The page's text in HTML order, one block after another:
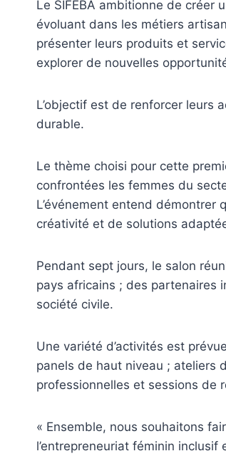
Le SIFEBA ambitionne de créer
évoluant dans les métiers
présenter leurs produits et
explorer de nouvelles
L’objectif est de renforcer leurs
durable.
Le thème choisi pour cette
confrontées les femmes du
L’événement entend
créativité et de solutions
Pendant sept jours, le salon
pays africains ; des partenaires
société civile.
Une variété d’activités est
panels de haut niveau ; ateliers
professionnelles et sessions de
« Ensemble, nous souhaitons
l’entrepreneuriat féminin inclusif